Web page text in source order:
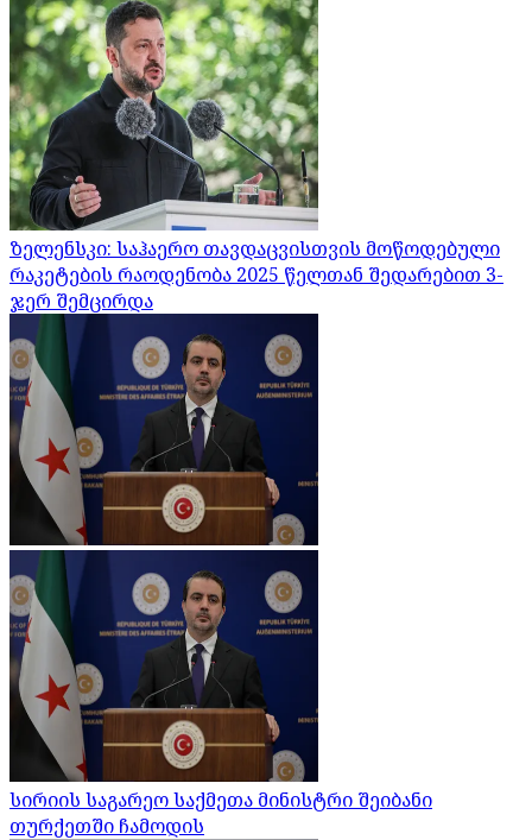
ზელენსკი: საჰაერო თავდაცვისთვის მოწოდებული
რაკეტების რაოდენობა 2025 წელთან შედარებით 3-
ჯერ შემცირდა
სირიის საგარეო საქმეთა მინისტრი შეიბანი
თურქეთში ჩამოდის